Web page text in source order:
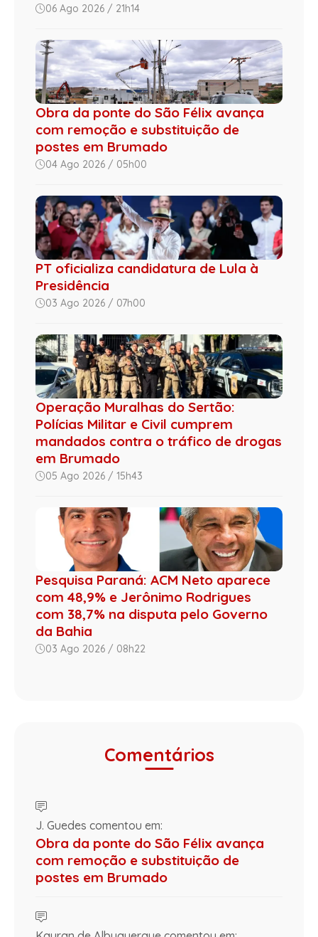
06 Ago 2026 / 21h14
Obra da ponte do São Félix avança
com remoção e substituição de
postes em Brumado
04 Ago 2026 / 05h00
PT oficializa candidatura de Lula à
Presidência
03 Ago 2026 / 07h00
Operação Muralhas do Sertão:
Polícias Militar e Civil cumprem
mandados contra o tráfico de drogas
em Brumado
05 Ago 2026 / 15h43
Pesquisa Paraná: ACM Neto aparece
com 48,9% e Jerônimo Rodrigues
com 38,7% na disputa pelo Governo
da Bahia
03 Ago 2026 / 08h22
Comentários
J. Guedes comentou em:
Obra da ponte do São Félix avança
com remoção e substituição de
postes em Brumado